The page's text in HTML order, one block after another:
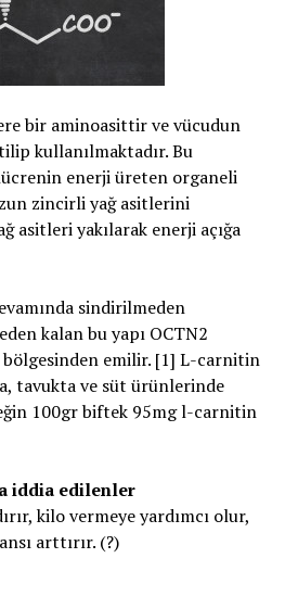
bir aminoasittir ve vücudun
kullanılmaktadır. Bu
enerji üreten organeli
zincirli yağ asitlerini
asitleri yakılarak enerji açığa
sindirilmeden
kalan bu yapı OCTN2
bölgesinden emilir. [1] L-carnitin
tavukta ve süt ürünlerinde
100gr biftek 95mg l-carnitin
iddia edilenler
kilo vermeye yardımcı olur,
arttırır. (?)